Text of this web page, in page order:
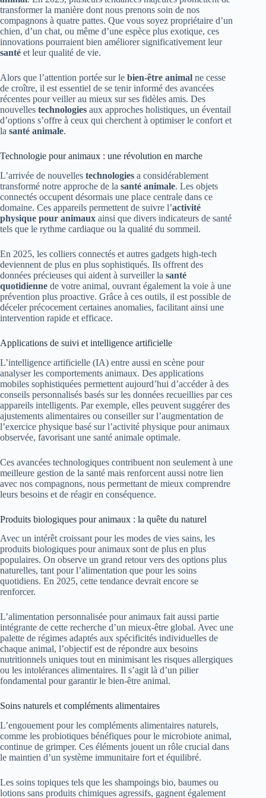
transformer la manière dont nous prenons soin de nos
compagnons à quatre pattes. Que vous soyez propriétaire d’un
chien, d’un chat, ou même d’une espèce plus exotique, ces
innovations pourraient bien améliorer significativement leur
santé et leur qualité de vie.
Alors que l’attention portée sur le bien-être animal ne cesse
de croître, il est essentiel de se tenir informé des avancées
récentes pour veiller au mieux sur ses fidèles amis. Des
nouvelles technologies aux approches holistiques, un éventail
d’options s’offre à ceux qui cherchent à optimiser le confort et
la santé animale.
Technologie pour animaux : une révolution en marche
L’arrivée de nouvelles technologies a considérablement
transformé notre approche de la santé animale. Les objets
connectés occupent désormais une place centrale dans ce
domaine. Ces appareils permettent de suivre l’activité
physique pour animaux ainsi que divers indicateurs de santé
tels que le rythme cardiaque ou la qualité du sommeil.
En 2025, les colliers connectés et autres gadgets high-tech
deviennent de plus en plus sophistiqués. Ils offrent des
données précieuses qui aident à surveiller la santé
quotidienne de votre animal, ouvrant également la voie à une
prévention plus proactive. Grâce à ces outils, il est possible de
déceler précocement certaines anomalies, facilitant ainsi une
intervention rapide et efficace.
Applications de suivi et intelligence artificielle
L’intelligence artificielle (IA) entre aussi en scène pour
analyser les comportements animaux. Des applications
mobiles sophistiquées permettent aujourd’hui d’accéder à des
conseils personnalisés basés sur les données recueillies par ces
appareils intelligents. Par exemple, elles peuvent suggérer des
ajustements alimentaires ou conseiller sur l’augmentation de
l’exercice physique basé sur l’activité physique pour animaux
observée, favorisant une santé animale optimale.
Ces avancées technologiques contribuent non seulement à une
meilleure gestion de la santé mais renforcent aussi notre lien
avec nos compagnons, nous permettant de mieux comprendre
leurs besoins et de réagir en conséquence.
Produits biologiques pour animaux : la quête du naturel
Avec un intérêt croissant pour les modes de vies sains, les
produits biologiques pour animaux sont de plus en plus
populaires. On observe un grand retour vers des options plus
naturelles, tant pour l’alimentation que pour les soins
quotidiens. En 2025, cette tendance devrait encore se
renforcer.
L’alimentation personnalisée pour animaux fait aussi partie
intégrante de cette recherche d’un mieux-être global. Avec une
palette de régimes adaptés aux spécificités individuelles de
chaque animal, l’objectif est de répondre aux besoins
nutritionnels uniques tout en minimisant les risques allergiques
ou les intolérances alimentaires. Il s’agit là d’un pilier
fondamental pour garantir le bien-être animal.
Soins naturels et compléments alimentaires
L’engouement pour les compléments alimentaires naturels,
comme les probiotiques bénéfiques pour le microbiote animal,
continue de grimper. Ces éléments jouent un rôle crucial dans
le maintien d’un système immunitaire fort et équilibré.
Les soins topiques tels que les shampoings bio, baumes ou
lotions sans produits chimiques agressifs, gagnent également